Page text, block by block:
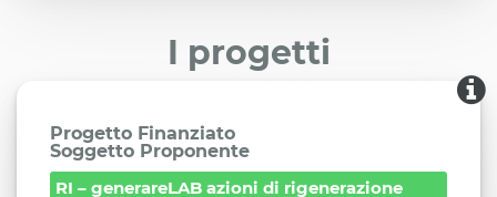
I progetti
Progetto Finanziato
Soggetto Proponente
RI – generareLAB azioni di rigenerazione